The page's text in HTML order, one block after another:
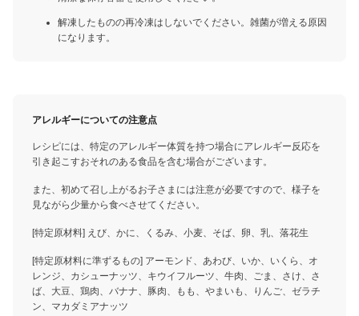
解凍したものの再冷凍はしないでください。雑菌が増える原因
になります。
アレルギーについての注意点
レシピには、特定のアレルギー体質を持つ場合にアレルギー反応を
引き起こすおそれのある食品を含む場合がございます。
また、初めて召し上がるお子さまには注意が必要ですので、様子を
見ながら少量から食べさせてください。
[特定原材料] えび、かに、くるみ、小麦、そば、卵、乳、落花生
[特定原材料に準ずるもの] アーモンド、あわび、いか、いくら、オ
レンジ、カシューナッツ、キウイフルーツ、牛肉、ごま、さけ、さ
ば、大豆、鶏肉、バナナ、豚肉、もも、やまいも、りんご、ゼラチ
ン、マカダミアナッツ